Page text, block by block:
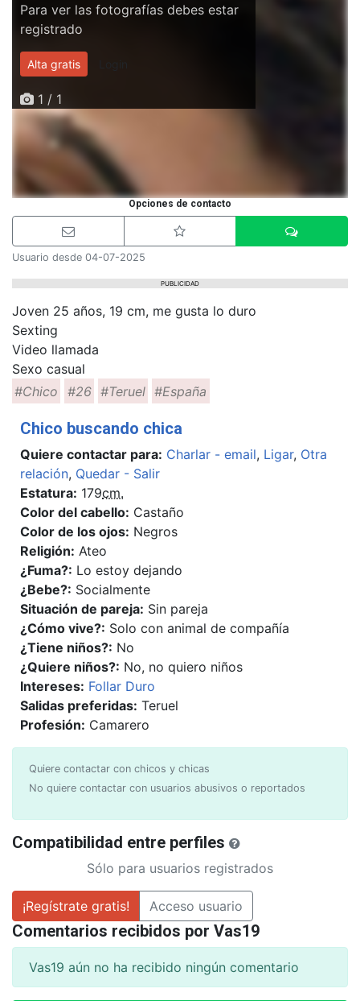
Para ver las fotografías debes estar
registrado
Alta gratis
1 / 1
Opciones de contacto
Usuario desde 04-07-2025
PUBLICIDAD
Joven 25 años, 19 cm, me gusta lo duro
Sexting
Video llamada
Sexo casual
#Chico
#26 #Teruel #España
Chico buscando chica
Quiere contactar para: Charlar - email, Ligar, Otra
relación, Quedar - Salir
Estatura: 179cm.
Color del cabello: Castaño
Color de los ojos: Negros
Religión: Ateo
¿Fuma?: Lo estoy dejando
¿Bebe?: Socialmente
Situación de pareja: Sin pareja
¿Cómo vive?: Solo con animal de compañía
¿Tiene niños?: No
¿Quiere niños?: No, no quiero niños
Intereses: Follar Duro
Salidas preferidas: Teruel
Profesión: Camarero
Quiere contactar con chicos y chicas
No quiere contactar con usuarios abusivos o reportados
Compatibilidad entre perfiles
Sólo para usuarios registrados
¡Regístrate gratis! Acceso usuario
Comentarios recibidos por Vas19
Vas19 aún no ha recibido ningún comentario